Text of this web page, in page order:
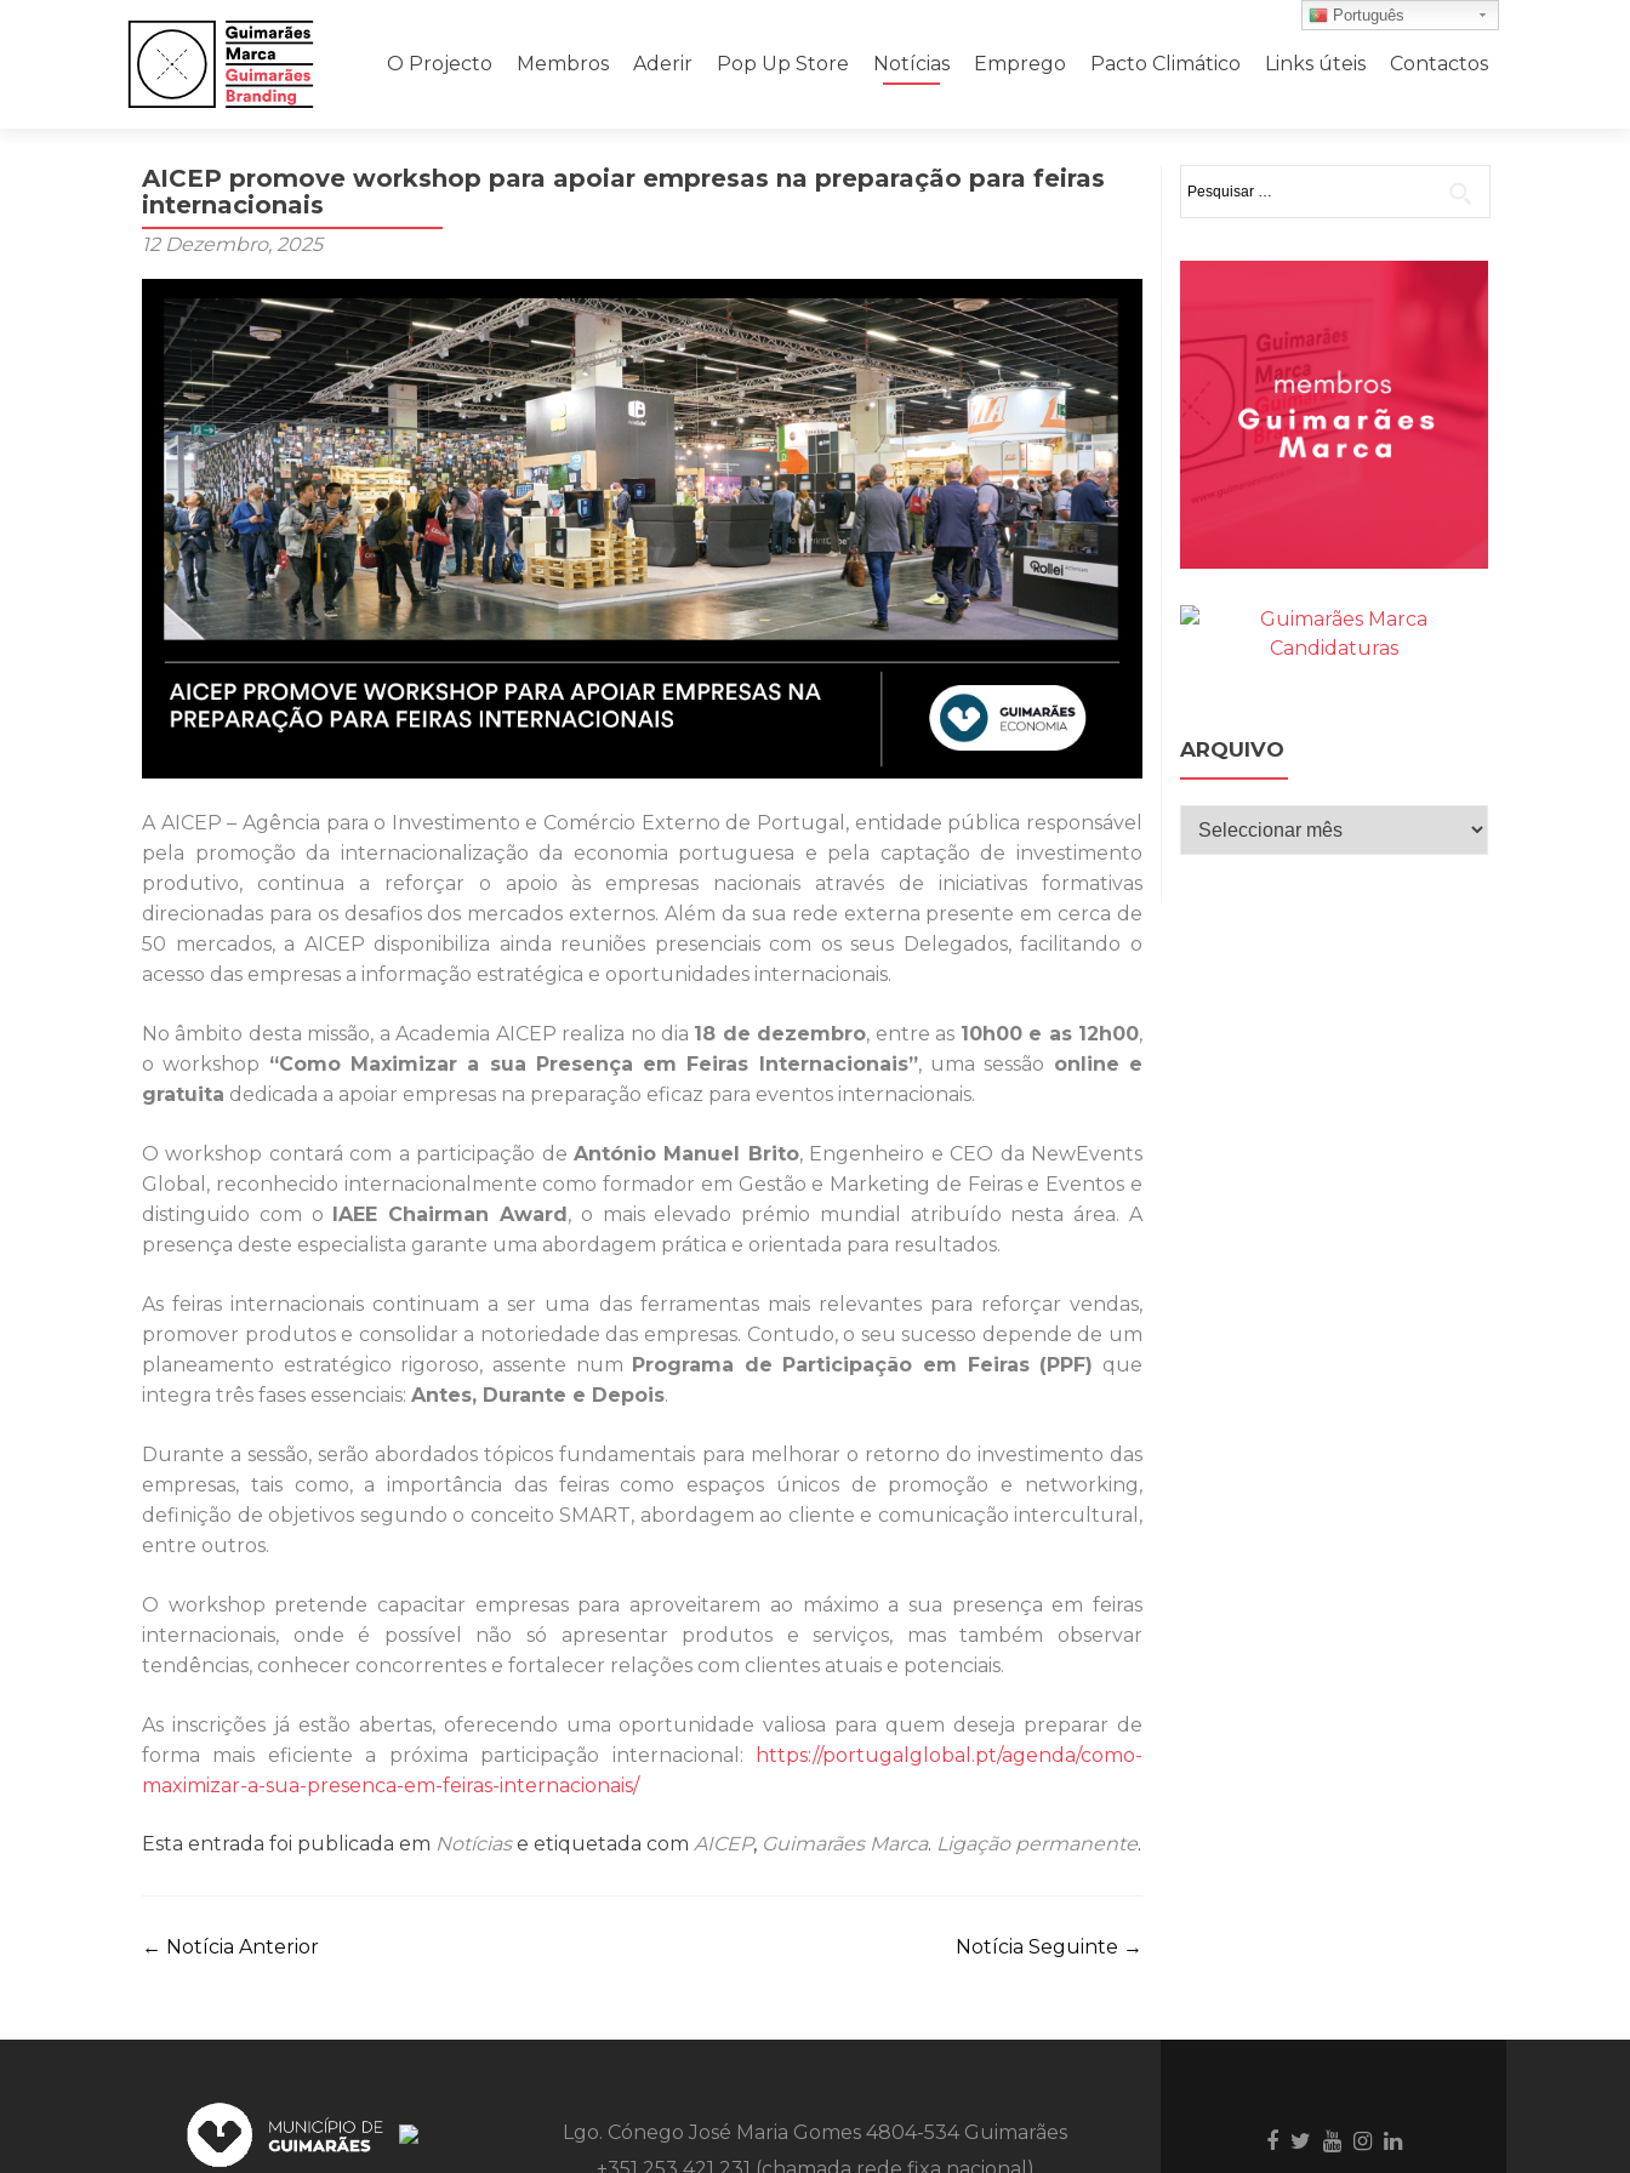
o
O Projecto Membros Aderir Pop Up Store Notícias Emprego Pacto Climático Links úteis Contactos
AICEP promove workshop para apoiar empresas na preparação para feiras
internacionais
12 Dezembro, 2025
A AICEP – Agência para o Investimento e Comércio Externo de Portugal, entidade pública responsável
pela promoção da internacionalização da economia portuguesa e pela captação de investimento
produtivo, continua a reforçar o apoio às empresas nacionais através de iniciativas formativas
direcionadas para os desafios dos mercados externos. Além da sua rede externa presente em cerca de
50 mercados, a AICEP disponibiliza ainda reuniões presenciais com os seus Delegados, facilitando o
acesso das empresas a informação estratégica e oportunidades internacionais.
No âmbito desta missão, a Academia AICEP realiza no dia 18 de dezembro, entre as 10h00 e as 12h00,
o workshop “Como Maximizar a sua Presença em Feiras Internacionais”, uma sessão online e
gratuita dedicada a apoiar empresas na preparação eficaz para eventos internacionais.
O workshop contará com a participação de António Manuel Brito, Engenheiro e CEO da NewEvents
Global, reconhecido internacionalmente como formador em Gestão e Marketing de Feiras e Eventos e
distinguido com o IAEE Chairman Award, o mais elevado prémio mundial atribuído nesta área. A
presença deste especialista garante uma abordagem prática e orientada para resultados.
As feiras internacionais continuam a ser uma das ferramentas mais relevantes para reforçar vendas,
promover produtos e consolidar a notoriedade das empresas. Contudo, o seu sucesso depende de um
planeamento estratégico rigoroso, assente num Programa de Participação em Feiras (PPF) que
integra três fases essenciais: Antes, Durante e Depois.
Durante a sessão, serão abordados tópicos fundamentais para melhorar o retorno do investimento das
empresas, tais como, a importância das feiras como espaços únicos de promoção e networking,
definição de objetivos segundo o conceito SMART, abordagem ao cliente e comunicação intercultural,
entre outros.
O workshop pretende capacitar empresas para aproveitarem ao máximo a sua presença em feiras
internacionais, onde é possível não só apresentar produtos e serviços, mas também observar
tendências, conhecer concorrentes e fortalecer relações com clientes atuais e potenciais.
As inscrições já estão abertas, oferecendo uma oportunidade valiosa para quem deseja preparar de
forma mais eficiente a próxima participação internacional:
https://portugalglobal.pt/agenda/como-
maximizar-a-sua-presenca-em-feiras-internacionais/
Esta entrada foi publicada em Notíciase etiquetada com AICEP, Guimarães Marca. Ligação permanente.
Navegação
artigos
← Notícia Anterior Notícia Seguinte →
por:
ARQUIVO
Arquivo
Lgo. Cónego José Maria Gomes 4804-534 Guimarães
+351 253 421 231 (chamada rede fixa nacional)
Ligação
Ligação
Youtube
Ligação
Ligação
Português